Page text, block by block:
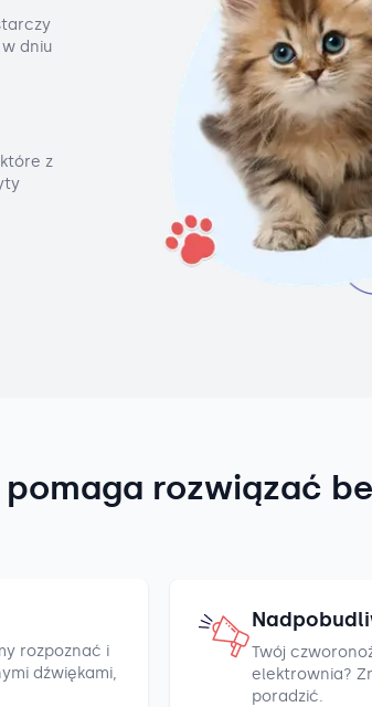
dniu
z
rozwiązać
rozpoznać i
dźwiękami,
Twój
elektrownia?
poradzić.